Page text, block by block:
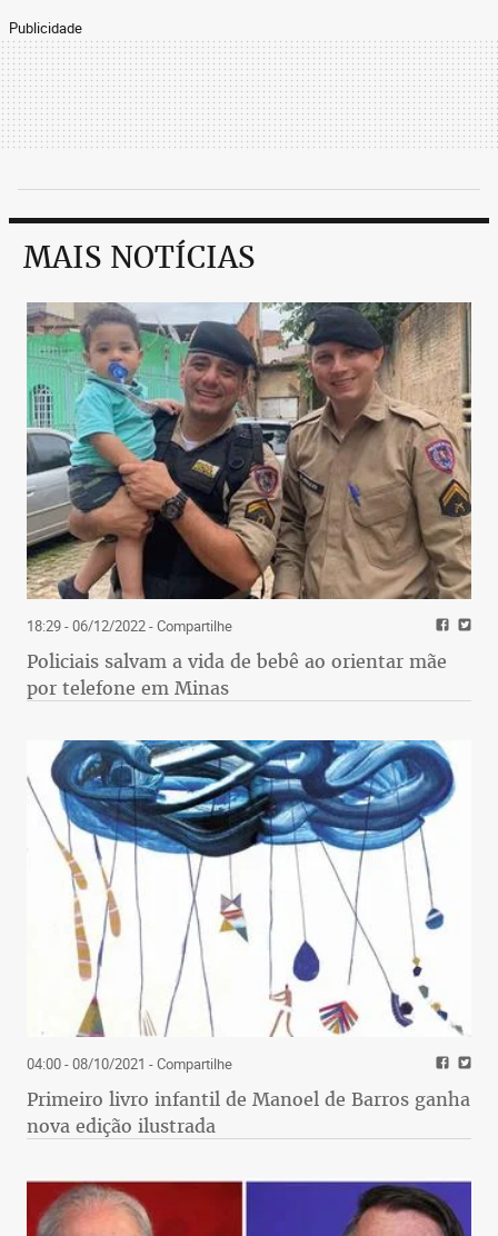
Publicidade
MAIS NOTÍCIAS
18:29 - 06/12/2022- Compartilhe
Policiais salvam a vida de bebê ao orientar mãe
por telefone em Minas
04:00 - 08/10/2021 - Compartilhe
Primeiro livro infantil de Manoel de Barros ganha
nova edição ilustrada